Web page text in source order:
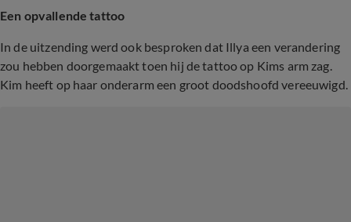
Een opvallende tattoo
In de uitzending werd ook besproken dat Illya een verandering
zou hebben doorgemaakt toen hij de tattoo op Kims arm zag.
Kim heeft op haar onderarm een groot doodshoofd vereeuwigd.